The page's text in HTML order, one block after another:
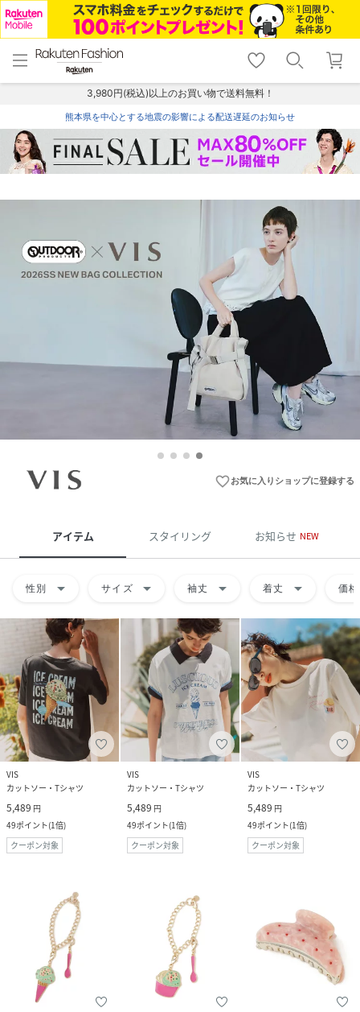
menu home
トップ
shopping_cart lock_outline
ログイン
3,980円(税込)以上のお買い物で送料無料！
熊本県を中心とする地震の影響による配送遅延のお知らせ
favorite_borderお気に入りショップに登録する
アイテム スタイリング お知らせ NEW
性別 arrow_drop_down サイズ arrow_drop_down 袖丈 arrow_drop_down 着丈 arrow_drop_down 価格
VIS
カットソー・Tシャツ
5,489 円
49ポイント(1倍)
クーポン対象
VIS
カットソー・Tシャツ
5,489 円
49ポイント(1倍)
クーポン対象
VIS
カットソー・Tシャツ
5,489 円
49ポイント(1倍)
クーポン対象